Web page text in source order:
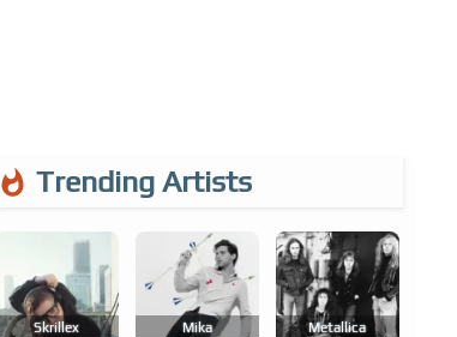
Trending Artists
Skrillex Mika Metallica